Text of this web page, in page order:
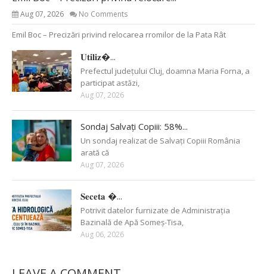
Aug 07, 2026 No Comments
Emil Boc – Precizări privind relocarea rromilor de la Pata Rât
𝐔𝐭𝐢𝐥𝐢𝐳�...
Prefectul județului Cluj, doamna Maria Forna, a
participat astăzi,
Aug 07, 2026
Sondaj Salvați Copiii: 58%...
Un sondaj realizat de Salvați Copiii România
arată că
Aug 07, 2026
𝐒𝐞𝐜𝐞𝐭𝐚 �...
Potrivit datelor furnizate de Administrația
Bazinală de Apă Someș-Tisa,
Aug 06, 2026